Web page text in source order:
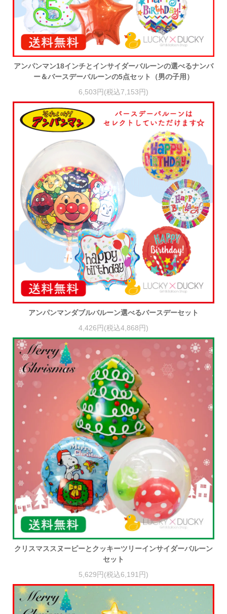
アンパンマン18インチとインサイダーバルーンの選べるナンバ
ー＆バースデーバルーンの5点セット（男の子用）
6,503円(税込7,153円)
アンパンマンダブルバルーン選べるバースデーセット
4,426円(税込4,868円)
クリスマススヌーピーとクッキーツリーインサイダーバルーン
セット
5,629円(税込6,191円)